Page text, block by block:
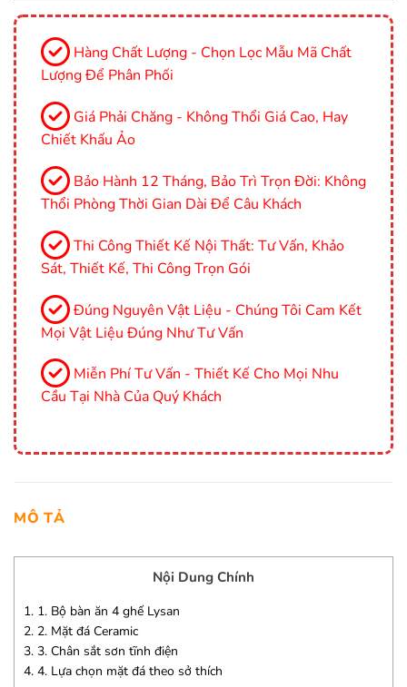
Hàng Chất Lượng - Chọn Lọc Mẫu Mã Chất
Lượng Để Phân Phối
Giá Phải Chăng - Không Thổi Giá Cao, Hay
Chiết Khấu Ảo
Bảo Hành 12 Tháng, Bảo Trì Trọn Đời: Không
Thổi Phòng Thời Gian Dài Để Câu Khách
Thi Công Thiết Kế Nội Thất: Tư Vấn, Khảo
Sát, Thiết Kế, Thi Công Trọn Gói
Đúng Nguyên Vật Liệu - Chúng Tôi Cam Kết
Mọi Vật Liệu Đúng Như Tư Vấn
Miễn Phí Tư Vấn - Thiết Kế Cho Mọi Nhu
Cầu Tại Nhà Của Quý Khách
MÔ TẢ
Nội Dung Chính
1. 1. Bộ bàn ăn 4 ghế Lysan
2. 2. Mặt đá Ceramic
3. 3. Chân sắt sơn tĩnh điện
4. 4. Lựa chọn mặt đá theo sở thích